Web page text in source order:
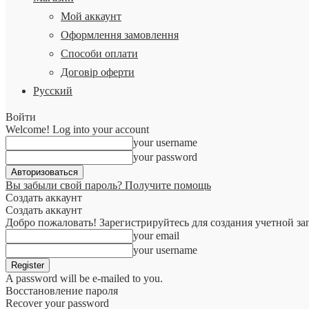
Мой аккаунт
Оформлення замовлення
Способи оплати
Договір оферти
Русский
Войти
Welcome! Log into your account
your username
your password
Вы забыли свой пароль? Получите помощь
Создать аккаунт
Создать аккаунт
Добро пожаловать! Зарегистрируйтесь для создания учетной
your email
your username
A password will be e-mailed to you.
Восстановление пароля
Recover your password